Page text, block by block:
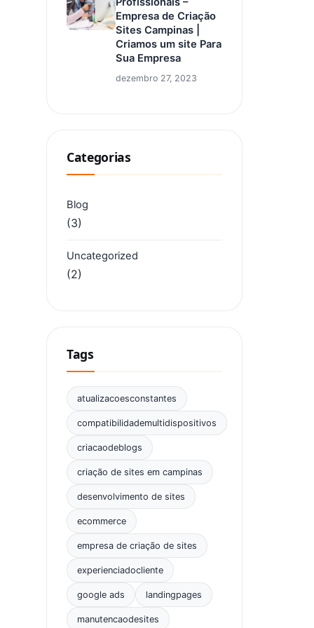
Empresa de Criação
Sites Campinas |
Criamos um site Para
Sua Empresa
dezembro 27, 2023
Categorias
Blog
(3)
Uncategorized
(2)
Tags
atualizacoesconstantes
compatibilidademultidispositivos
criacaodeblogs
criação de sites em campinas
desenvolvimento de sites
ecommerce
empresa de criação de sites
experienciadocliente
google ads landingpages
manutencaodesites